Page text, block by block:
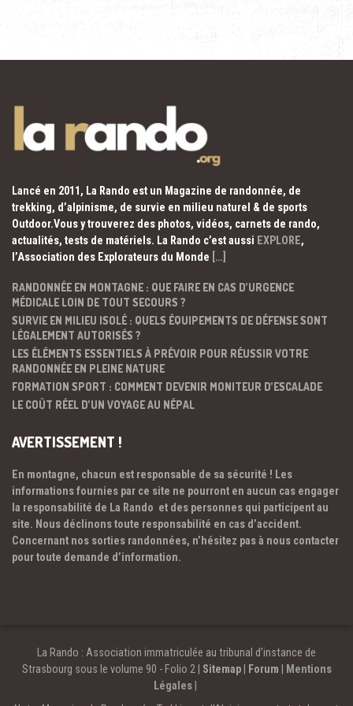
Lancé en 2011, La Rando est un Magazine de randonnée, de
trekking, d’alpinisme, de survie en milieu naturel & de sports
Outdoor.Vous y trouverez des photos, vidéos, carnets de rando,
actualités, tests de matériels. La Rando c’est aussi EXPLORE,
l’Association des Explorateurs du Monde […]
RANDONNÉE EN MONTAGNE : QUE FAIRE EN CAS D’URGENCE
MÉDICALE LOIN DE TOUT SECOURS ?
SURVIE EN MILIEU ISOLÉ : QUELS ÉQUIPEMENTS DE DÉFENSE SONT
LÉGALEMENT AUTORISÉS ?
LES ÉLÉMENTS ESSENTIELS À PRÉVOIR POUR RÉUSSIR VOTRE
RANDONNÉE EN PLEINE NATURE
FORMATION SPORT : COMMENT DEVENIR MONITEUR D’ESCALADE
LE COÛT RÉEL D’UN VOYAGE AU NÉPAL
AVERTISSEMENT !
En montagne, chacun est responsable de sa sécurité ! Les
informations fournies par ce site ne pourront en aucun cas engager
la responsabilité de La Rando et des personnes qui participent au
site. Nous déclinons toute responsabilité en cas d’accident.
Concernant nos sorties randonnées, n’hésitez pas à nous contacter
pour toute demande d’information.
La Rando : Association immatriculée au tribunal d’instance de
Strasbourg sous le volume 90 - Folio 2 | Sitemap| Forum
Mentions
Légales